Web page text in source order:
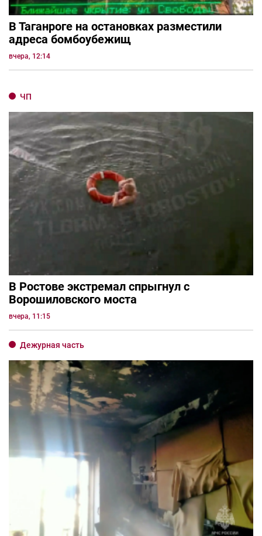
В Таганроге на остановках разместили
адреса бомбоубежищ
вчера, 12:14
ЧП
В Ростове экстремал спрыгнул с
Ворошиловского моста
вчера, 11:15
Дежурная часть